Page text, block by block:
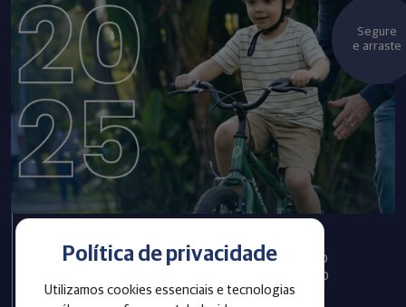
Política de privacidade
Utilizamos cookies essenciais e tecnologias
Infraprev publica Relatório
Anual com informações do
exercício 2025
Segure
e arraste